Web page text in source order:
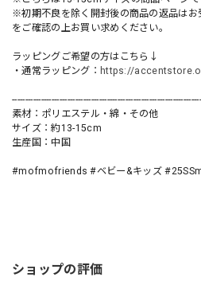
※初期不良を除く開封後の商品の返品はお
をご確認の上お買い求めください。
ラッピングご希望の方はこちら↓
・通常ラッピング： https://
素材：ポリエステル・綿・その他
サイズ：約13-15cm
生産国：中国
#mofmofriends #ベビー&キッズ
ショップの評価